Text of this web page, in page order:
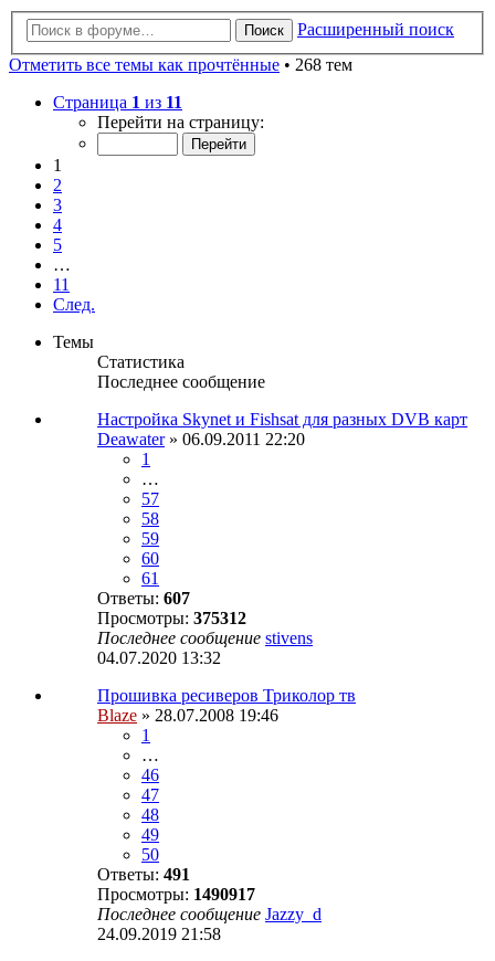
Поиск
Расширенный поиск
Отметить все темы как прочтённые • 268 тем
Страница 1 из 11
Перейти на страницу:
1
2
3
4
5
…
11
След.
Темы
Статистика
Последнее сообщение
Настройка Skynet и Fishsat для разных DVB карт
Deawater» 06.09.2011 22:20
1
…
57
58
59
60
61
Ответы: 607
Просмотры: 375312
Последнее сообщение stivens
04.07.2020 13:32
Прошивка ресиверов Триколор тв
Blaze » 28.07.2008 19:46
1
…
46
47
48
49
50
Ответы: 491
Просмотры: 1490917
Последнее сообщение Jazzy_d
24.09.2019 21:58